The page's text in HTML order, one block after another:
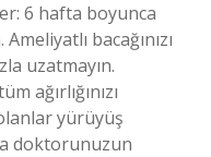
6 hafta boyunca
bacağınızı
uzatmayın.
ağırlığınızı
yürüyüş
doktorunuzun